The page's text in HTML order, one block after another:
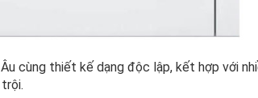
cùng thiết kế dạng độc lập, kết hợp với